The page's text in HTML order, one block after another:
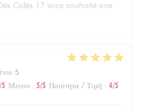
Calés 17 vous souhaite une
5
/5 Μενού : 5/5 Ποιότητα / Τιμή : 4/5